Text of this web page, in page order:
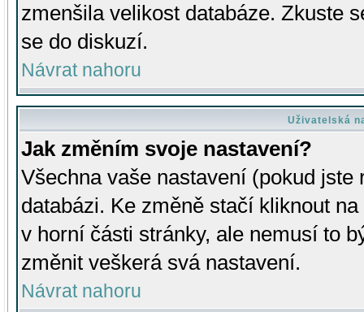
zmenšila velikost databáze. Zkuste
se do diskuzí.
Návrat nahoru
Uživatelská
Jak změním svoje nastavení?
Všechna vaše nastavení (pokud
databázi. Ke změně stačí kliknout
v horní části stránky, ale nemusí to
změnit veškerá svá nastavení.
Návrat nahoru